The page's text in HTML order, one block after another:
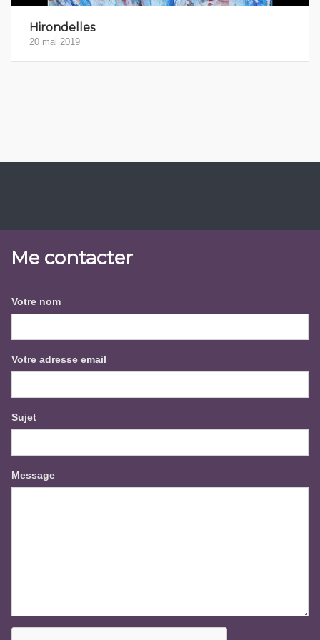
Hirondelles
20 mai 2019
Me contacter
Votre nom
Votre adresse email
Sujet
Message